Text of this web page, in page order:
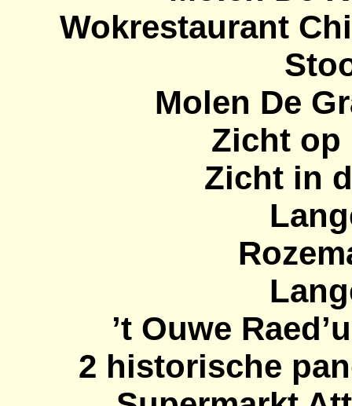
Wokrestaurant
Molen De
Zicht op
Zicht in
’t Ouwe
2 historische